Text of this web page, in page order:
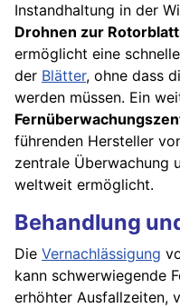
Instandhaltung in der
Drohnen zur
ermöglicht eine
der Blätter, ohne dass
werden müssen. Ein
führenden Hersteller
zentrale Überwachung
weltweit ermöglicht.
Behandlung
Die Vernachlässigung
kann schwerwiegende
erhöhter Ausfallzeiten,